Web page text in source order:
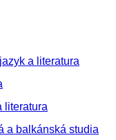
a literatura
literatura
a balkánská studia